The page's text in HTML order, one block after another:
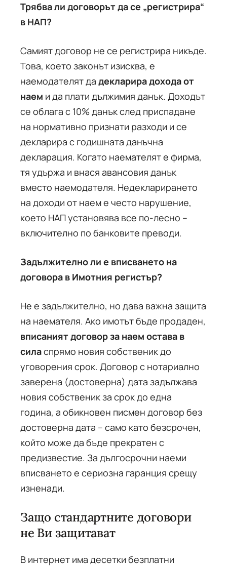
Трябва ли договорът да се „регистрира“
в НАП?
Самият договор не се регистрира никъде.
Това, което законът изисква, е
наемодателят да декларира дохода от
наем и да плати дължимия данък. Доходът
се облага с 10% данък след приспадане
на нормативно признати разходи и се
декларира с годишната данъчна
декларация. Когато наемателят е фирма,
тя удържа и внася авансовия данък
вместо наемодателя. Недекларирането
на доходи от наем е често нарушение,
което НАП установява все по-лесно –
включително по банковите преводи.
Задължително ли е вписването на
договора в Имотния регистър?
Не е задължително, но дава важна защита
на наемателя. Ако имотът бъде продаден,
вписаният договор за наем остава в
силаспрямо новия собственик до
уговорения срок. Договор с нотариално
заверена (достоверна) дата задължава
новия собственик за срок до една
година, а обикновен писмен договор без
достоверна дата – само като безсрочен,
който може да бъде прекратен с
предизвестие. За дългосрочни наеми
вписването е сериозна гаранция срещу
изненади.
Защо стандартните договори
не Ви защитават
В интернет има десетки безплатни